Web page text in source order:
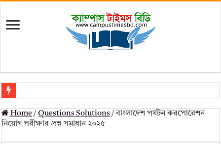
মৎস্য অধিদপ্তর (dof) নিয়োগ বিজ্ঞপ্তি ২০২৬
প্রাথমিক সহকারী শিক্ষক নিয়োগ পরীক্ষার চূড়ান্ত ফলাফল 2026 – Dpe gov bd
Primary Assistant Teacher Result 2026 | dpe.gov.bd result
Home / Questions Solutions / বাংলাদেশ পর্যটন করপোরেশন
নিয়োগ পরীক্ষার প্রশ্ন সমাধান ২০২৫